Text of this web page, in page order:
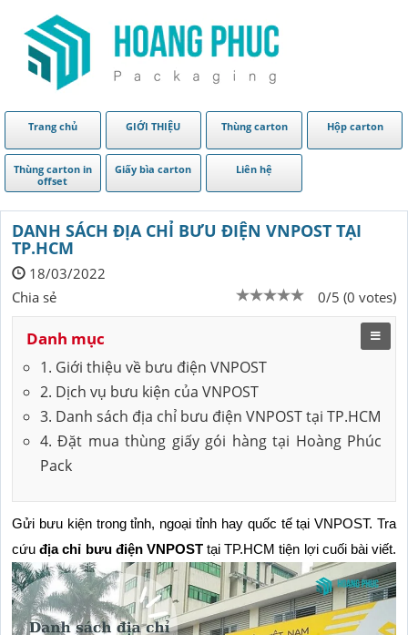
Trang chủ GIỚI THIỆU Thùng carton Hộp carton
Thùng carton in
offset
Giấy bìa carton Liên hệ
DANH SÁCH ĐỊA CHỈ BƯU ĐIỆN VNPOST TẠI
TP.HCM
18/03/2022
0/5 (0 votes)
Chia sẻ
Danh mục
1. Giới thiệu về bưu điện VNPOST
2. Dịch vụ bưu kiện của VNPOST
3. Danh sách địa chỉ bưu điện VNPOST tại TP.HCM
4. Đặt mua thùng giấy gói hàng tại Hoàng Phúc
Pack
Gửi bưu kiện trong tỉnh, ngoại tỉnh hay quốc tế tại VNPOST. Tra
cứu địa chỉ bưu điện VNPOST tại TP.HCM tiện lợi cuối bài viết.